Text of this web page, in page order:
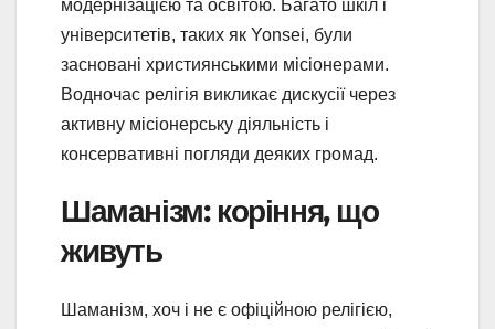
модернізацією та освітою. Багато шкіл і
університетів, таких як Yonsei, були
засновані християнськими місіонерами.
Водночас релігія викликає дискусії через
активну місіонерську діяльність і
консервативні погляди деяких громад.
Шаманізм: коріння, що
живуть
Шаманізм, хоч і не є офіційною релігією,